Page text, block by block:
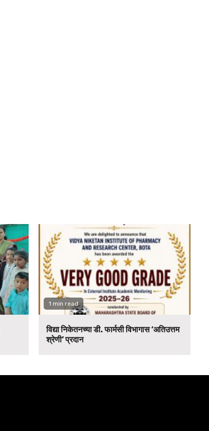
1 min read
विद्या निकेतनच्या डी. फार्मसी विभागास ‘अतिउत्तम
श्रेणी’ प्रदान